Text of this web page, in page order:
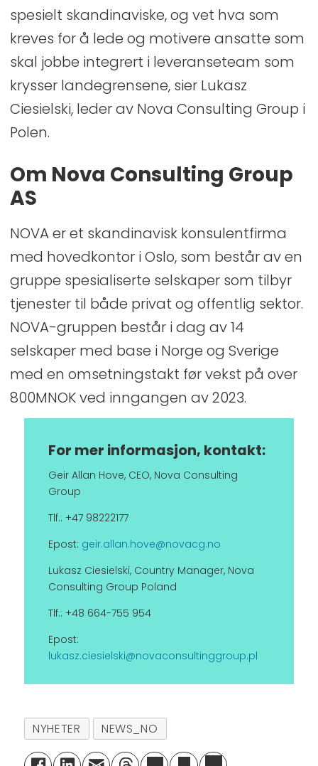
spesielt skandinaviske, og vet hva som
kreves for å lede og motivere ansatte som
skal jobbe integrert i leveranseteam som
krysser landegrensene, sier Lukasz
Ciesielski, leder av Nova Consulting Group i
Polen.
Om Nova Consulting Group
AS
NOVA er et skandinavisk konsulentfirma
med hovedkontor i Oslo, som består av en
gruppe spesialiserte selskaper som tilbyr
tjenester til både privat og offentlig sektor.
NOVA-gruppen består i dag av 14
selskaper med base i Norge og Sverige
med en omsetningstakt før vekst på over
800MNOK ved inngangen av 2023.
For mer informasjon, kontakt:
Geir Allan Hove, CEO, Nova Consulting
Group
Tlf.: +47 98222177
Epost: geir.allan.hove@novacg.no
Lukasz Ciesielski, Country Manager, Nova
Consulting Group Poland
Tlf.: +48 664-755 954
Epost:
lukasz.ciesielski@novaconsultinggroup.pl
NYHETER NEWS_NO